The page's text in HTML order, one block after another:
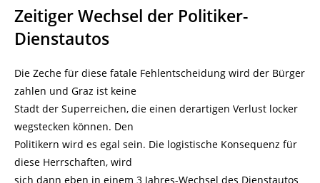
Zeitiger Wechsel der Politiker-
Dienstautos
Die Zeche für diese fatale Fehlentscheidung wird der Bürger
zahlen und Graz ist keine
Stadt der Superreichen, die einen derartigen Verlust locker
wegstecken können. Den
Politikern wird es egal sein. Die logistische Konsequenz für
diese Herrschaften, wird
sich dann eben in einem 3 Jahres-Wechsel des Dienstautos